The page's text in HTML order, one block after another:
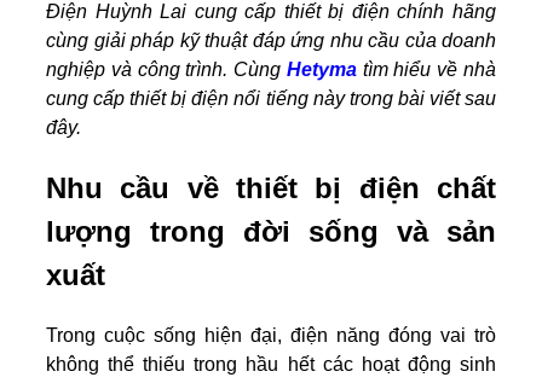
Điện Huỳnh Lai cung cấp thiết bị điện chính hãng
cùng giải pháp kỹ thuật đáp ứng nhu cầu của doanh
nghiệp và công trình. Cùng Hetymatìm hiểu về nhà
cung cấp thiết bị điện nổi tiếng này trong bài viết sau
đây.
Nhu cầu về thiết bị điện chất
lượng trong đời sống và sản
xuất
Trong cuộc sống hiện đại, điện năng đóng vai trò
không thể thiếu trong hầu hết các hoạt động sinh